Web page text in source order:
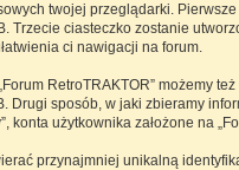
twojej przeglądarki.
Trzecie ciasteczko zostanie
ci nawigacji na forum.
RetroTRAKTOR” możemy
Drugi sposób, w jaki zbieramy
konta użytkownika założone na
przynajmniej unikalną